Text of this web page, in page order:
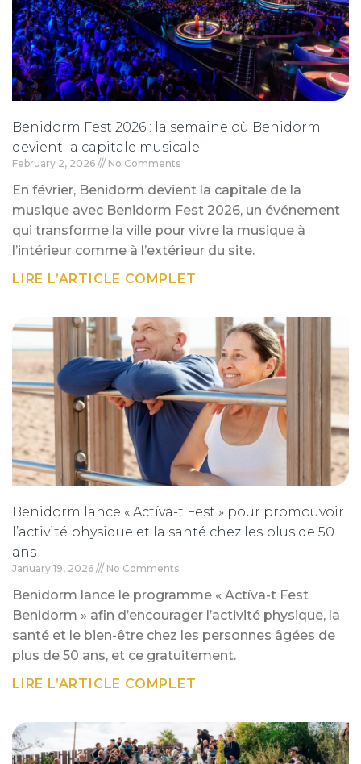
Benidorm Fest 2026 : la semaine où Benidorm
devient la capitale musicale
February 2, 2026 No Comments
En février, Benidorm devient la capitale de la
musique avec Benidorm Fest 2026, un événement
qui transforme la ville pour vivre la musique à
l’intérieur comme à l’extérieur du site.
LIRE L’ARTICLE COMPLET
Benidorm lance « Actíva-t Fest » pour promouvoir
l’activité physique et la santé chez les plus de 50
ans
January 19, 2026 No Comments
Benidorm lance le programme « Actíva-t Fest
Benidorm » afin d’encourager l’activité physique, la
santé et le bien-être chez les personnes âgées de
plus de 50 ans, et ce gratuitement.
LIRE L’ARTICLE COMPLET